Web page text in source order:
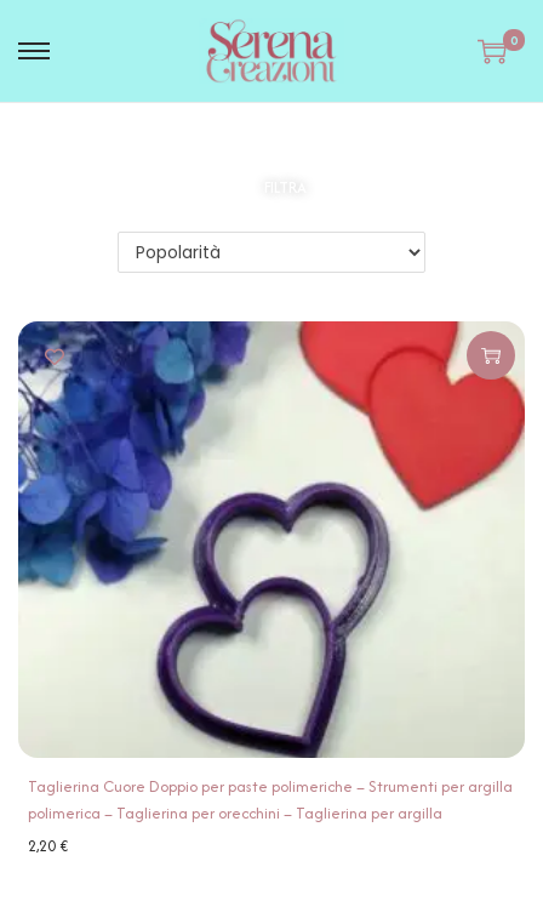
0
Taglierina Cuore Doppio per paste polimeriche – Strumenti per argilla
polimerica – Taglierina per orecchini – Taglierina per argilla
2,20€